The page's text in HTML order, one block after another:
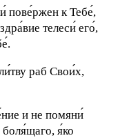
пове́ржен к Тебе́,
телеси́ его́,
раб Свои́х,
и не помяни́
я́ко